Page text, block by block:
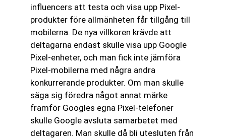
influencers att testa och visa upp Pixel-
produkter före allmänheten får tillgång till
mobilerna. De nya villkoren krävde att
deltagarna endast skulle visa upp Google
Pixel-enheter, och man fick inte jämföra
Pixel-mobilerna med några andra
konkurrerande produkter. Om man skulle
säga sig föredra något annat märke
framför Googles egna Pixel-telefoner
skulle Google avsluta samarbetet med
deltagaren. Man skulle då bli utesluten från